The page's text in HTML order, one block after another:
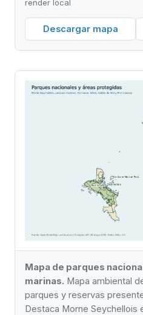
render local
Descargar mapa
Mapa de parques
marinas. Mapa ambiental
parques y reservas
Destaca Morne Seychellois